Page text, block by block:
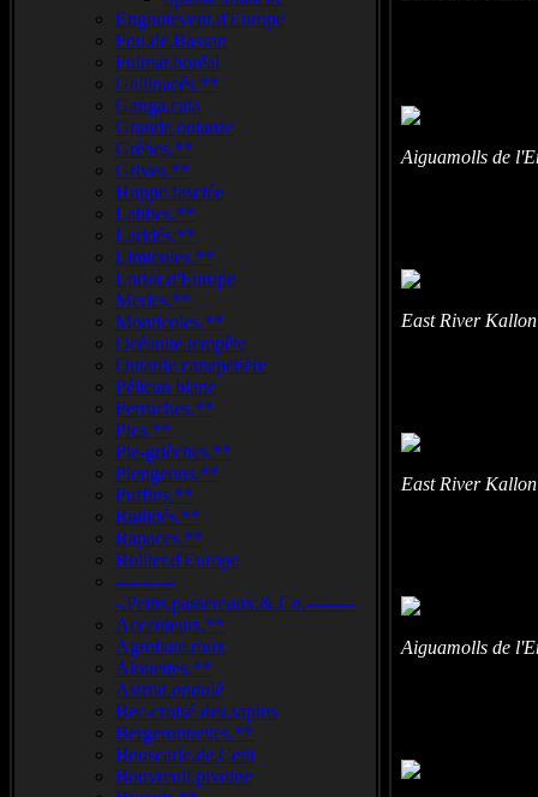
Engoulevent.d'Europe
Fou.de.Bassan
Fulmar.boréal
Gallinacés.**
Ganga.cata
Grande.outarde
Grèbes.**
Grives.**
Huppe.fasciée
Labbes.**
Laridés.**
Limicoles.**
Loriot.d'Europe
Merles.**
Monticoles.**
Océanite.tempête
Outarde.canepetière
Pélican blanc
Perruches.**
Pics.**
Pie-grièches.**
Plongeons.**
Puffins.**
Rallidés.**
Rapaces.**
Rollier.d'Europe
----------
-.Petits.passereaux.&.Co.--------
Accenteurs.**
Agrobate.roux
Alouettes.**
Astrild.ondulé
Bec-croisé.des.sapins
Bergeronnettes.**
Bouscarle.de.Cetti
Bouvreuil.pivoine
Aiguamolls de
East River
East River
Aiguamolls de